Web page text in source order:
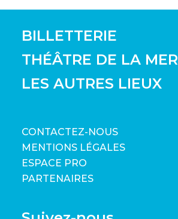
BILLETTERIE
THÉÂTRE DE LA MER
LES AUTRES LIEUX
CONTACTEZ-NOUS
MENTIONS LÉGALES
ESPACE PRO
PARTENAIRES